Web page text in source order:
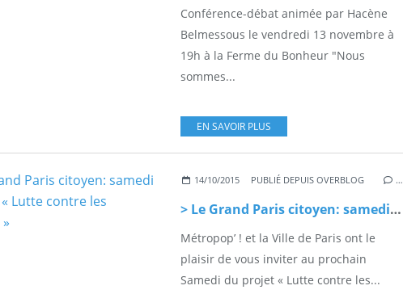
Conférence-débat animée par Hacène
Belmessous le vendredi 13 novembre à
19h à la Ferme du Bonheur "Nous
sommes...
EN SAVOIR PLUS
14/10/2015 PUBLIÉ DEPUIS OVERBLOG …
> Le Grand Paris citoyen: samedi du projet « Lutte contre les inégalités »
Métropop’ ! et la Ville de Paris ont le
plaisir de vous inviter au prochain
Samedi du projet « Lutte contre les...